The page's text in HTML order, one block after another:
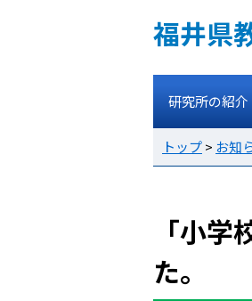
福井県
研究所の紹介
トップ> お知
「小
た。